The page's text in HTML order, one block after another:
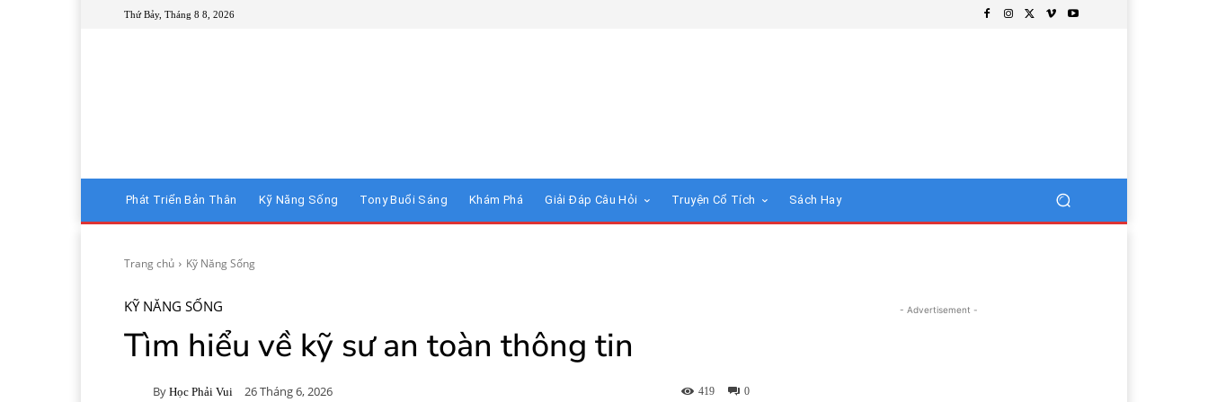
Thứ Bảy, Tháng 8 8, 2026
Phát Triển Bản Thân Kỹ Năng Sống Tony Buổi Sáng Khám Phá Giải Đáp Câu Hỏi Truyện Cổ Tích Sách Hay
Trang chủ Kỹ Năng Sống
KỸ NĂNG SỐNG
Tìm hiểu về kỹ sư an toàn thông tin
By Học Phải Vui 26 Tháng 6, 2026 0
419
- Advertisement -